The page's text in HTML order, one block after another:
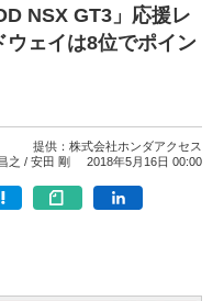
NSX GT3」応援レ
ェイは8位でポイン
提供： 株式会社ホンダアクセス
之 安田 剛 2018年5月16日 00:00